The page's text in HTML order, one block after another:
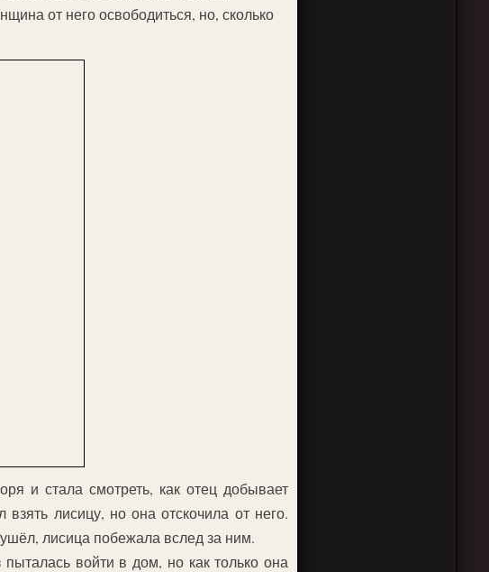
от него освободиться, но, сколько
и стала смотреть, как отец добывает
лисицу, но она отскочила от него.
лисица побежала вслед за ним.
войти в дом, но как только она